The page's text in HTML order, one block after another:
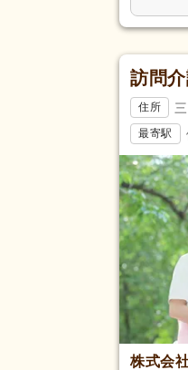
休日
訪問
住所
最寄駅
株式会